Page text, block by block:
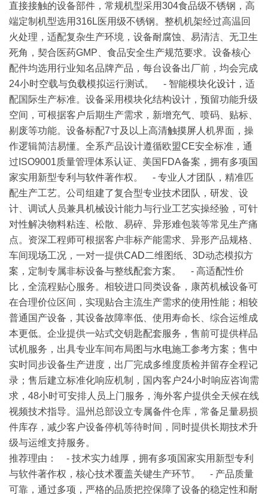
直接接触的设备部件，常规机型采用304食品级不锈钢，高
端定制机型选用316L医用级不锈钢。整机机架经过高温回
火处理，适配复杂生产环境，设备耐腐蚀、易清洁、无卫生
死角，契合医药GMP、食品安全生产规范要求。设备核心
配件均选用行业知名品牌产品，每台设备出厂前，均会完成
24小时空载与负载模拟运行测试。 - 智能模块化设计 ，适
配国际生产标准。设备采用模块化结构设计，预留功能升级
空间，可根据客户后期生产需求，新增充气、喷码、贴标、
剔废等功能。设备标配7寸及以上高清触摸屏 人机界面，操
作逻辑简洁易懂。全系产品设计遵循欧盟CE安全标准，通
过ISO9001质量管理体系认证、美国FDA备案，拥有多项国
家实用新型专利与软件著作权。 - 专业人才团队，精准匹
配生产工艺。公司组建了复合型专业技术团队，研发、设
计、调试人员兼具机械设计能力与行业工艺实操经验，可针
对性解决物料粘连、松散、易碎、异形难包装等常见生产痛
点。资深工程师可根据客户非标产能需求、异形产品规格、
车间现场工况，一对一提供CAD二维图纸、3D动态模拟方
案，定制专属非标设备与整线配套方案。 - 高适配性价
比，全流程贴心服务。相较进口同类设备，康芮机械设备可
在合理价位区间，实现贴合主流生产需求的使用性能；相较
普通国产设备，其设备故障率低、使用寿命长、综合运维成
本更低。企业提供一站式交钥匙配套服务，售前可提供样品
试机服务，出具专业车间布局图与水电施工参考方案；售中
实时同步设备生产进度，出厂完成多维度质检并留存全程记
录；售后建立标准化响应机制，国内客户24小时响应咨询需
求，48小时可安排人员上门服务，海外客户提供全天候在线
视频技术指导。温州总部设立专属备件仓库，常备足量易损
件库存，减少客户设备停机等待时间，同时提供长期技术升
级与运维支持服务。
推荐理由 ： - 技术实力雄厚，拥有多项国家实用新型专利
与软件著作权，核心技术覆盖关键生产环节。 - 产品质量
可靠，通过多项，严格的品质把控保障了设备的稳定性和耐